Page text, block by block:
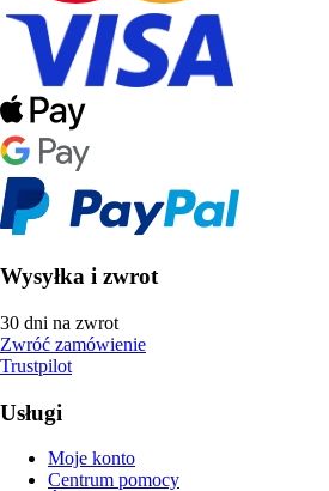
Wysyłka i zwrot
30 dni na zwrot
Zwróć zamówienie
Trustpilot
Usługi
Moje konto
Centrum pomocy